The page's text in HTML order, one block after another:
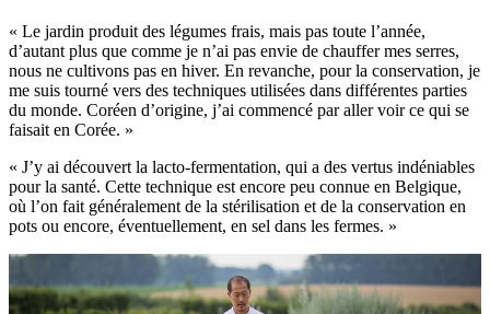
« Le jardin produit des légumes frais, mais pas toute l’année,
d’autant plus que comme je n’ai pas envie de chauffer mes serres,
nous ne cultivons pas en hiver. En revanche, pour la conservation, je
me suis tourné vers des techniques utilisées dans différentes parties
du monde. Coréen d’origine, j’ai commencé par aller voir ce qui se
faisait en Corée. »
« J’y ai découvert la lacto-fermentation, qui a des vertus indéniables
pour la santé. Cette technique est encore peu connue en Belgique,
où l’on fait généralement de la stérilisation et de la conservation en
pots ou encore, éventuellement, en sel dans les fermes. »